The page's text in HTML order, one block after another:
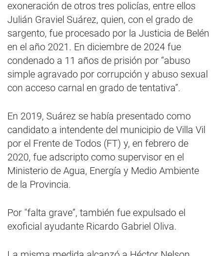
exoneración de otros tres policías, entre ellos
Julián Graviel Suárez, quien, con el grado de
sargento, fue procesado por la Justicia de Belén
en el año 2021. En diciembre de 2024 fue
condenado a 11 años de prisión por “abuso
simple agravado por corrupción y abuso sexual
con acceso carnal en grado de tentativa”.
En 2019, Suárez se había presentado como
candidato a intendente del municipio de Villa Vil
por el Frente de Todos (FT) y, en febrero de
2020, fue adscripto como supervisor en el
Ministerio de Agua, Energía y Medio Ambiente
de la Provincia.
Por "falta grave”, también fue expulsado el
exoficial ayudante Ricardo Gabriel Oliva.